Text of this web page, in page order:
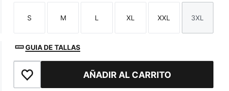
Talla
S
Talla
M
Talla
L
Talla
XL
Talla
XXL
Talla
3XL
GUIA DE TALLAS
Añadir a la lista de deseosAÑADIR AL CARRITO